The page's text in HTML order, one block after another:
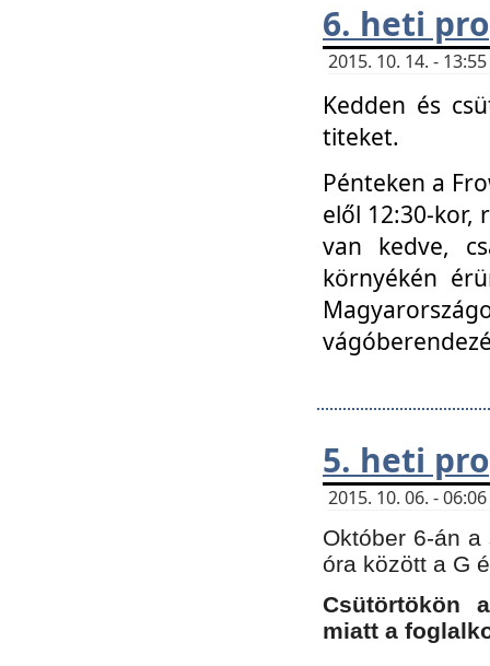
6. heti
2015. 10. 14. -
Kedden és
titeket.
Pénteken a
elől 12:30-kor,
van kedve,
környékén
5. heti
2015. 10. 06. -
Október 6-án
óra között a G
Csütörtökön
miatt a